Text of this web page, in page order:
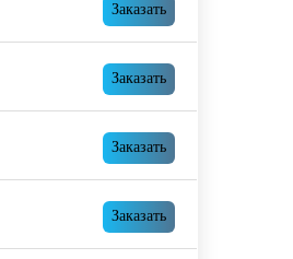
Заказать
Заказать
Заказать
Заказать